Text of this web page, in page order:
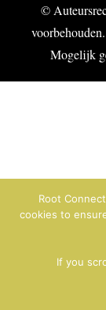
©
Mogelijk
Root
cookies to
If you